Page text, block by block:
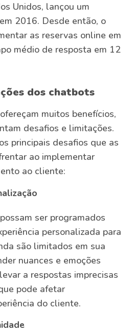
Unidos, lançou um
2016. Desde então, o
as reservas online em
médio de resposta em 12
dos chatbots
muitos benefícios,
desafios e limitações.
principais desafios que as
ao implementar
ao cliente:
ser programados
personalizada para
são limitados em sua
nuances e emoções
a respostas imprecisas
pode afetar
do cliente.